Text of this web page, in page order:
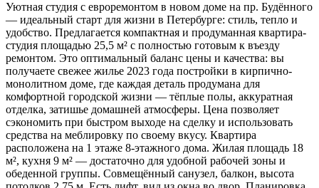
Уютная студия с евроремонтом в новом доме на пр. Будённого
— идеальный старт для жизни в Петербурге: стиль, тепло и
удобство. Предлагается компактная и продуманная квартира-
студия площадью 25,5 м² с полностью готовым к въезду
ремонтом. Это оптимальный баланс цены и качества: вы
получаете свежее жилье 2023 года постройки в кирпично-
монолитном доме, где каждая деталь продумана для
комфортной городской жизни — тёплые полы, аккуратная
отделка, затишье домашней атмосферы. Цена позволяет
сэкономить при быстром выходе на сделку и использовать
средства на меблировку по своему вкусу. Квартира
расположена на 1 этаже 8-этажного дома. Жилая площадь 18
м², кухня 9 м² — достаточно для удобной рабочей зоны и
обеденной группы. Совмещённый санузел, балкон, высота